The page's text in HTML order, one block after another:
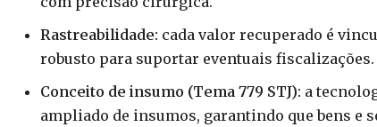
Rastreabilidade: cada valor recuperado é
robusto para suportar eventuais fiscalizações.
Conceito de insumo (Tema 779 STJ): a
ampliado de insumos, garantindo que bens e